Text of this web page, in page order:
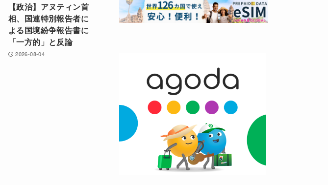
【政治】アヌティン首
相、国連特別報告者に
よる国境紛争報告書に
「一方的」と反論
2026-08-04